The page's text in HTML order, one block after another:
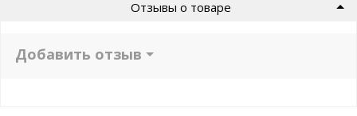
Отзывы о товаре
Добавить отзыв